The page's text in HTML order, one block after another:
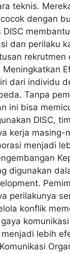
teknis.
dengan
DISC
dan perilaku
dari individu
Tanpa
ini bisa
DISC,
kerja masing-
menjadi
digunakan
perilakunya
konflik
lebih